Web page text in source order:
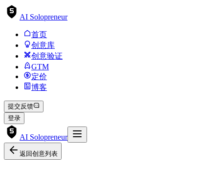
AI Solopreneur
首页
创意库
创意验证
GTM
定价
博客
提交反馈
登录
AI Solopreneur
返回创意列表